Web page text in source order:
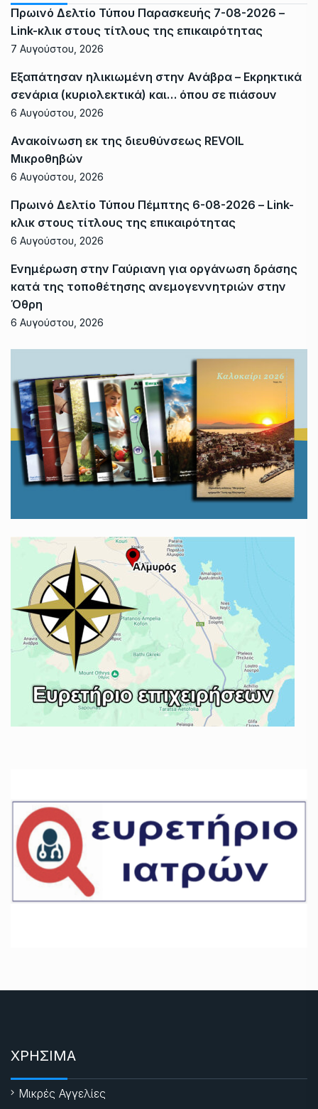
Πρωινό Δελτίο Τύπου Παρασκευής 7-08-2026 –
Link-κλικ στους τίτλους της επικαιρότητας
7 Αυγούστου, 2026
Εξαπάτησαν ηλικιωμένη στην Ανάβρα – Εκρηκτικά
σενάρια (κυριολεκτικά) και… όπου σε πιάσουν
6 Αυγούστου, 2026
Ανακοίνωση εκ της διευθύνσεως REVOIL
Μικροθηβών
6 Αυγούστου, 2026
Πρωινό Δελτίο Τύπου Πέμπτης 6-08-2026 – Link-
κλικ στους τίτλους της επικαιρότητας
6 Αυγούστου, 2026
Ενημέρωση στην Γαύριανη για οργάνωση δράσης
κατά της τοποθέτησης ανεμογεννητριών στην
Όθρη
6 Αυγούστου, 2026
ΧΡΗΣΙΜΑ
Μικρές Αγγελίες